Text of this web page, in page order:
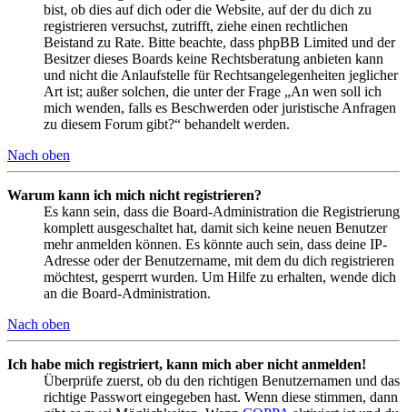
bist, ob dies auf dich oder die Website, auf der du dich zu
registrieren versuchst, zutrifft, ziehe einen rechtlichen
Beistand zu Rate. Bitte beachte, dass phpBB Limited und der
Besitzer dieses Boards keine Rechtsberatung anbieten kann
und nicht die Anlaufstelle für Rechtsangelegenheiten jeglicher
Art ist; außer solchen, die unter der Frage „An wen soll ich
mich wenden, falls es Beschwerden oder juristische Anfragen
zu diesem Forum gibt?“ behandelt werden.
Nach oben
Warum kann ich mich nicht registrieren?
Es kann sein, dass die Board-Administration die Registrierung
komplett ausgeschaltet hat, damit sich keine neuen Benutzer
mehr anmelden können. Es könnte auch sein, dass deine IP-
Adresse oder der Benutzername, mit dem du dich registrieren
möchtest, gesperrt wurden. Um Hilfe zu erhalten, wende dich
an die Board-Administration.
Nach oben
Ich habe mich registriert, kann mich aber nicht anmelden!
Überprüfe zuerst, ob du den richtigen Benutzernamen und das
richtige Passwort eingegeben hast. Wenn diese stimmen, dann